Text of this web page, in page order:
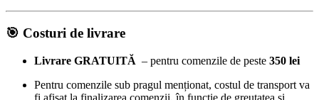
🎯 Costuri de livrare
Livrare GRATUITĂ – pentru comenzile de peste 350 lei
Pentru comenzile sub pragul menționat, costul de transport va
fi afișat la finalizarea comenzii, în funcție de greutatea și